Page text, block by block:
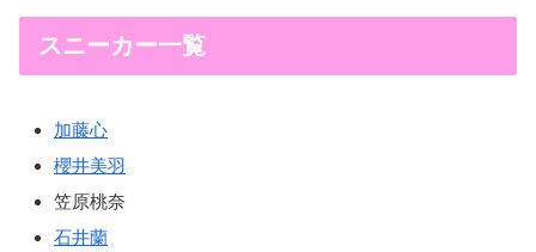
スニーカー一覧
加藤心
櫻井美羽
笠原桃奈
石井蘭